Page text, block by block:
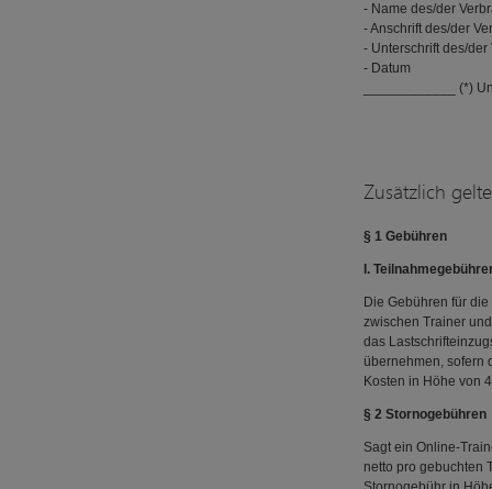
- Name des/der
- Anschrift des/der
- Unterschrift des/
- Datum
____________ (*)
Zusätzlich
§ 1 Gebühren
I.
Die Gebühren für
zwischen Trainer
das
übernehmen, sofern
Kosten in Höhe von
§ 2 Stornogebühren
Sagt ein Online-
netto pro gebuchten